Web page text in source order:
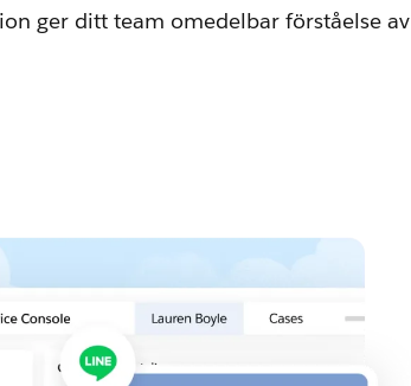
ger ditt team omedelbar förståelse av